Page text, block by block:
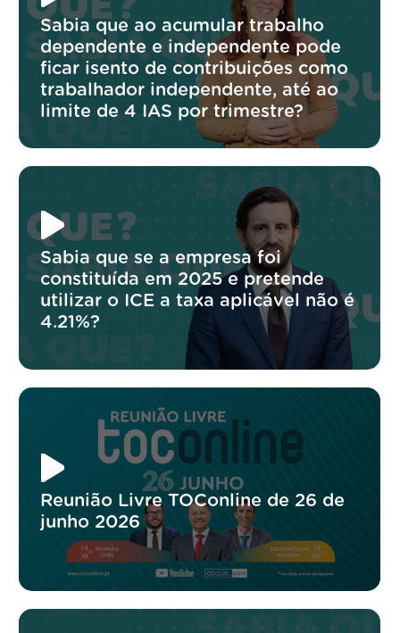
Sabia que ao acumular trabalho
dependente e independente pode
ficar isento de contribuições como
trabalhador independente, até ao
limite de 4 IAS por trimestre?
Sabia que se a empresa foi
constituída em 2025 e pretende
utilizar o ICE a taxa aplicável não é
4.21%?
Reunião Livre TOConline de 26 de
junho 2026